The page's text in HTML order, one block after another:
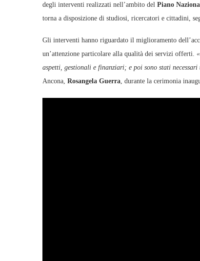
degli interventi realizzati nell’ambito del Piano
torna a disposizione di studiosi, ricercatori e cittadini,
Gli interventi hanno riguardato il miglioramento
un’attenzione particolare alla qualità dei servizi offerti.
aspetti, gestionali e finanziari; e poi sono stati
Ancona, Rosangela Guerra , durante la cerimonia